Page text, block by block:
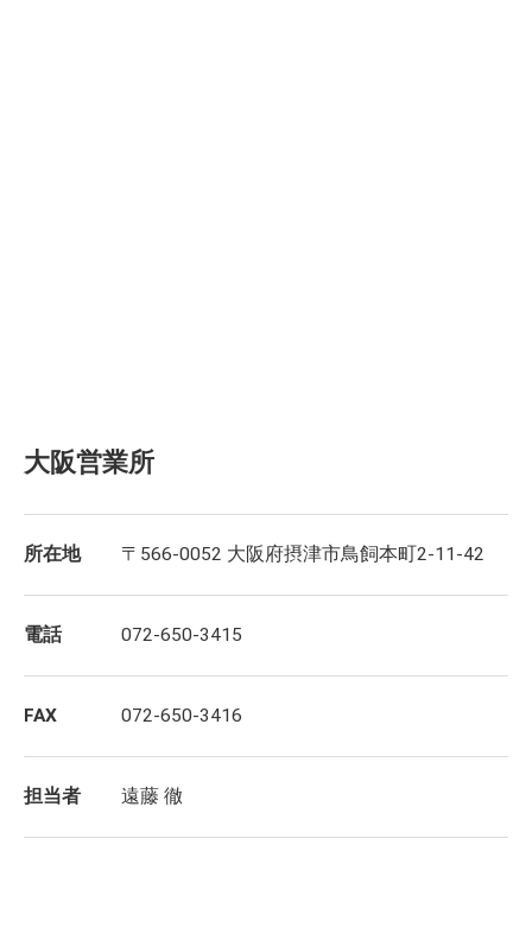
大阪営業所
所在地 〒566-0052 大阪府摂津市鳥飼本町2-11-42
電話 072-650-3415
FAX 072-650-3416
担当者 遠藤 徹